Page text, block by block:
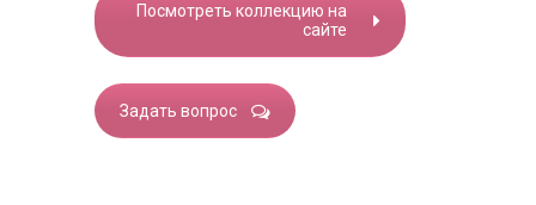
Посмотреть коллекцию на
сайте
Задать вопрос